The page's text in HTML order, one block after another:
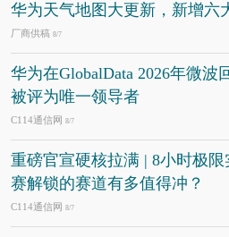
华为天气地图大更新，新增六
厂商供稿 8/7
华为在GlobalData 2026年微波
被评为唯一领导者
C114通信网 8/7
重磅官宣硬核拉满 | 8小时极
赛解锁的赛道有多值得冲？
C114通信网 8/7